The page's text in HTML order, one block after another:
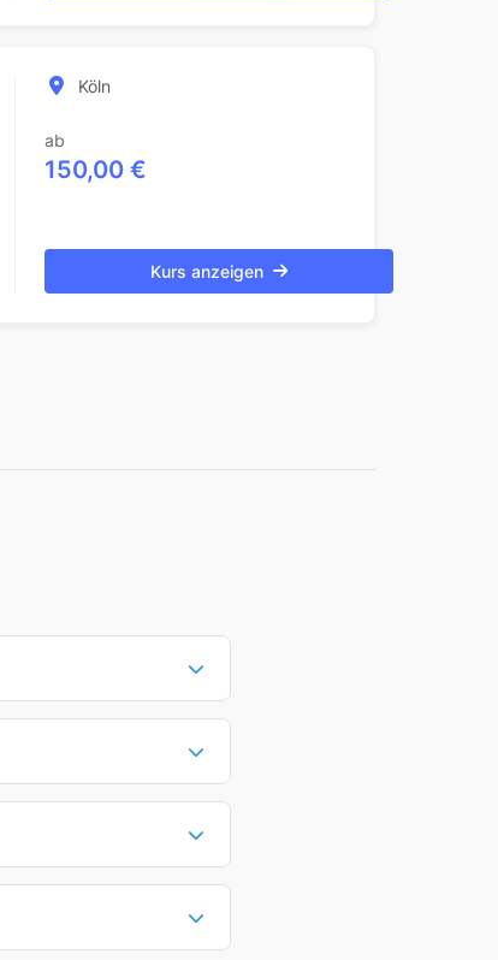
Köln
ab
150,00 €
Kurs anzeigen
richten. Die
mehr Zeit in Anspruch